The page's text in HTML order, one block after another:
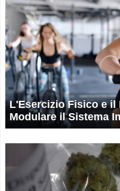
L'Esercizio Fisico e il
Modulare il Sistema